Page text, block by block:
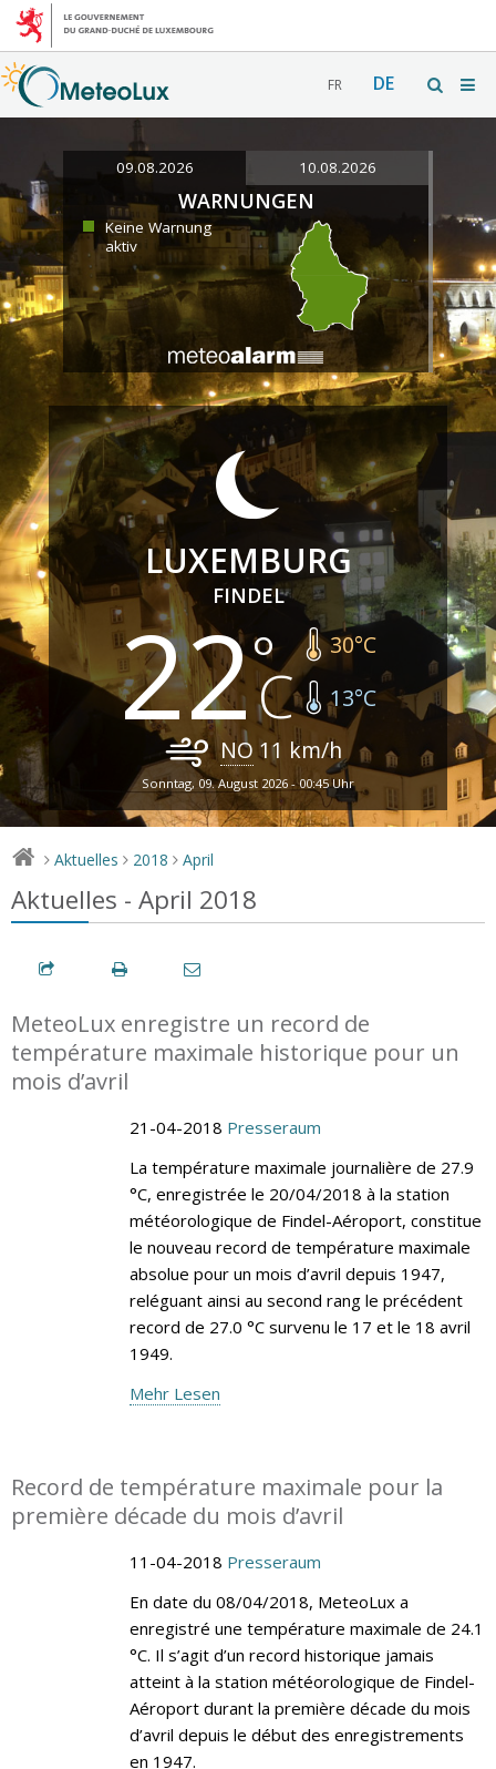
FR DE
09.08.2026 10.08.2026
WARNUNGEN
Keine Warnung
aktiv
LUXEMBURG
FINDEL
22 30°C
13°C
NO 11 km/h
Sonntag, 09. August 2026 - 00:45 Uhr
> Aktuelles > 2018 > April
Aktuelles - April 2018
MeteoLux enregistre un record de
température maximale historique pour un
mois d’avril
21-04-2018 Presseraum
La température maximale journalière de 27.9
°C, enregistrée le 20/04/2018 à la station
météorologique de Findel-Aéroport, constitue
le nouveau record de température maximale
absolue pour un mois d’avril depuis 1947,
reléguant ainsi au second rang le précédent
record de 27.0 °C survenu le 17 et le 18 avril
1949.
Mehr Lesen
Record de température maximale pour la
première décade du mois d’avril
11-04-2018 Presseraum
En date du 08/04/2018, MeteoLux a
enregistré une température maximale de 24.1
°C. Il s’agit d’un record historique jamais
atteint à la station météorologique de Findel-
Aéroport durant la première décade du mois
d’avril depuis le début des enregistrements
en 1947.